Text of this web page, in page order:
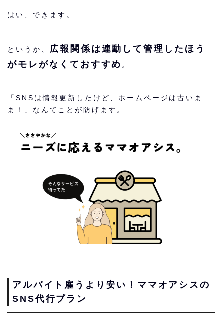
はい、できます。
というか、 広報関係は連動して管理したほう
がモレがなくておすすめ 。
「SNSは情報更新したけど、ホームページは古いま
ま！」なんてことが防げます。
アルバイト雇うより安い！ママオアシスの
SNS代行プラン